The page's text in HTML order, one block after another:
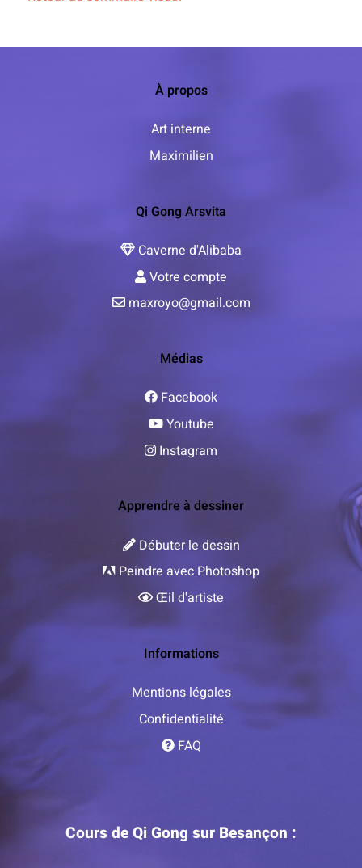
À propos
Art interne
Maximilien
Qi Gong Arsvita
Caverne d'Alibaba
Votre compte
maxroyo@gmail.com
Médias
Facebook
Youtube
Instagram
Apprendre à dessiner
Débuter le dessin
Peindre avec Photoshop
Œil d'artiste
Informations
Mentions légales
Confidentialité
FAQ
Cours de Qi Gong sur Besançon :